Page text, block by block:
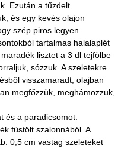
Ezután a tűzdelt
és egy kevés olajon
szép piros legyen.
tartalmas halalaplét
lisztet a 3 dl tejfölbe
sózzuk. A szeletekre
visszamaradt, olajban
megfőzzük, meghámozzuk,
és a paradicsomot.
füstölt szalonnából. A
0,5 cm vastag szeleteket